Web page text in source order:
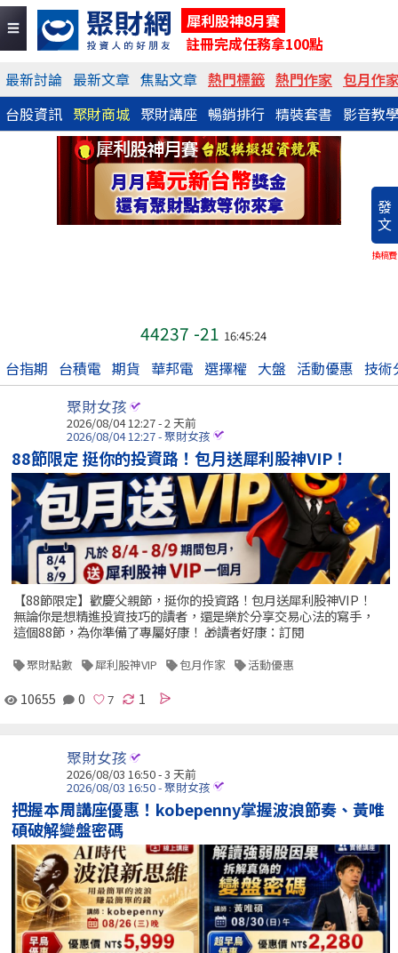
犀利股神8月賽
註冊完成任務拿100點
最新討論 最新文章 焦點文章 熱門標籤 熱門作家 包月作
台股資訊 聚財商城 聚財講座 暢銷排行 精裝套書 影音教
發
文
換稿費
44237 -21 16:45:24
台指期 台積電 期貨 華邦電 選擇權 大盤 活動優惠 技術
聚財女孩
2026/08/04 12:27 - 2 天前
2026/08/04 12:27 - 聚財女孩
88節限定 挺你的投資路！包月送犀利股神VIP！
【88節限定】歡慶父親節，挺你的投資路！包月送犀利股神VIP！
無論你是想精進投資技巧的讀者，還是樂於分享交易心法的寫手，
這個88節，為你準備了專屬好康！ 🎁讀者好康：訂閱
聚財點數 犀利股神VIP 包月作家 活動優惠
10655 0 1
聚財女孩
2026/08/03 16:50 - 3 天前
2026/08/03 16:50 - 聚財女孩
把握本周講座優惠！kobepenny掌握波浪節奏、黃唯
碩破解變盤密碼